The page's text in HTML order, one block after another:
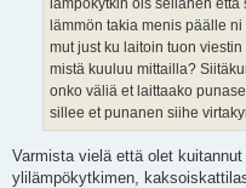
lämmön takia menis päälle ni
mut just ku laitoin tuon
mistä kuuluu mittailla?
onko väliä et laittaako
sillee et punanen siihe
Varmista vielä että olet
ylilämpökytkimen,